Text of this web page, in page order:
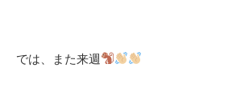
では、また来週